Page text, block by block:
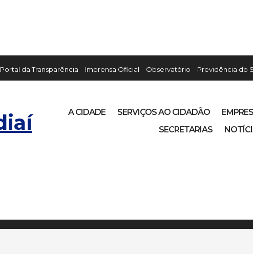
Portal da Transparência Imprensa Oficial Observatório Previdência do
A CIDADE SERVIÇOS AO CIDADÃO
SECRETARIAS